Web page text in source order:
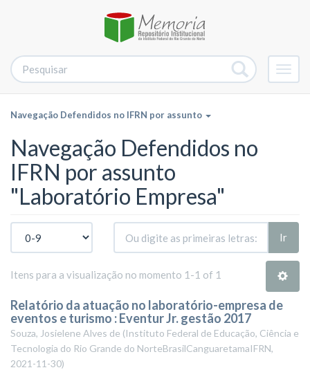
Navegação Defendidos no IFRN por assunto
Navegação Defendidos no
IFRN por assunto
"Laboratório Empresa"
Ir
Itens para a visualização no momento 1-1 of 1
Relatório da atuação no laboratório-empresa de
eventos e turismo : Eventur Jr. gestão 2017
Souza, Josielene Alves de (Instituto Federal de Educação, Ciência e
Tecnologia do Rio Grande do NorteBrasilCanguaretamaIFRN,
2021-11-30)